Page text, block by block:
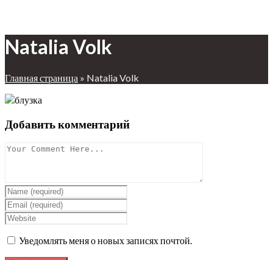
Natalia Volk
Главная страница » Natalia Volk
Добавить комментарий
Уведомлять меня о новых записях почтой.